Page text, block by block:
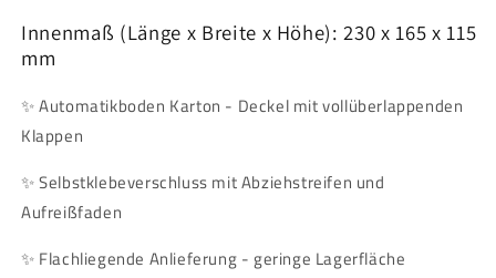
Innenmaß (Länge x Breite x Höhe): 230 x 165 x 115
mm
✨Automatikboden Karton - Deckel mit vollüberlappenden
Klappen
✨Selbstklebeverschluss mit Abziehstreifen und
Aufreißfaden
✨ Flachliegende Anlieferung - geringe Lagerfläche